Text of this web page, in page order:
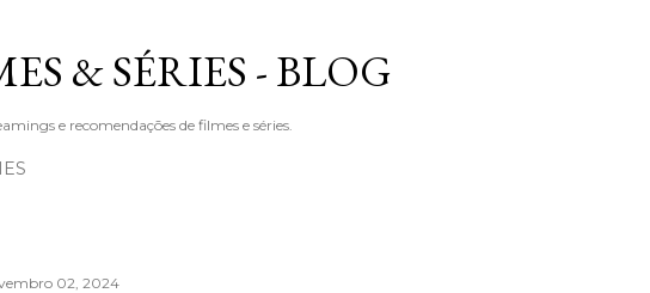
& SÉRIES - BLOG
e recomendações de filmes e séries.
02, 2024